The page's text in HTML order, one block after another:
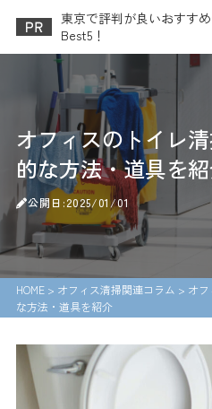
東京で評判が良いおすす
Best5！
オフィスのトイレ
的な方法・道具を
公開日:2025/01/01
HOME> オフィス清掃関連コラム > オ
な方法・道具を紹介